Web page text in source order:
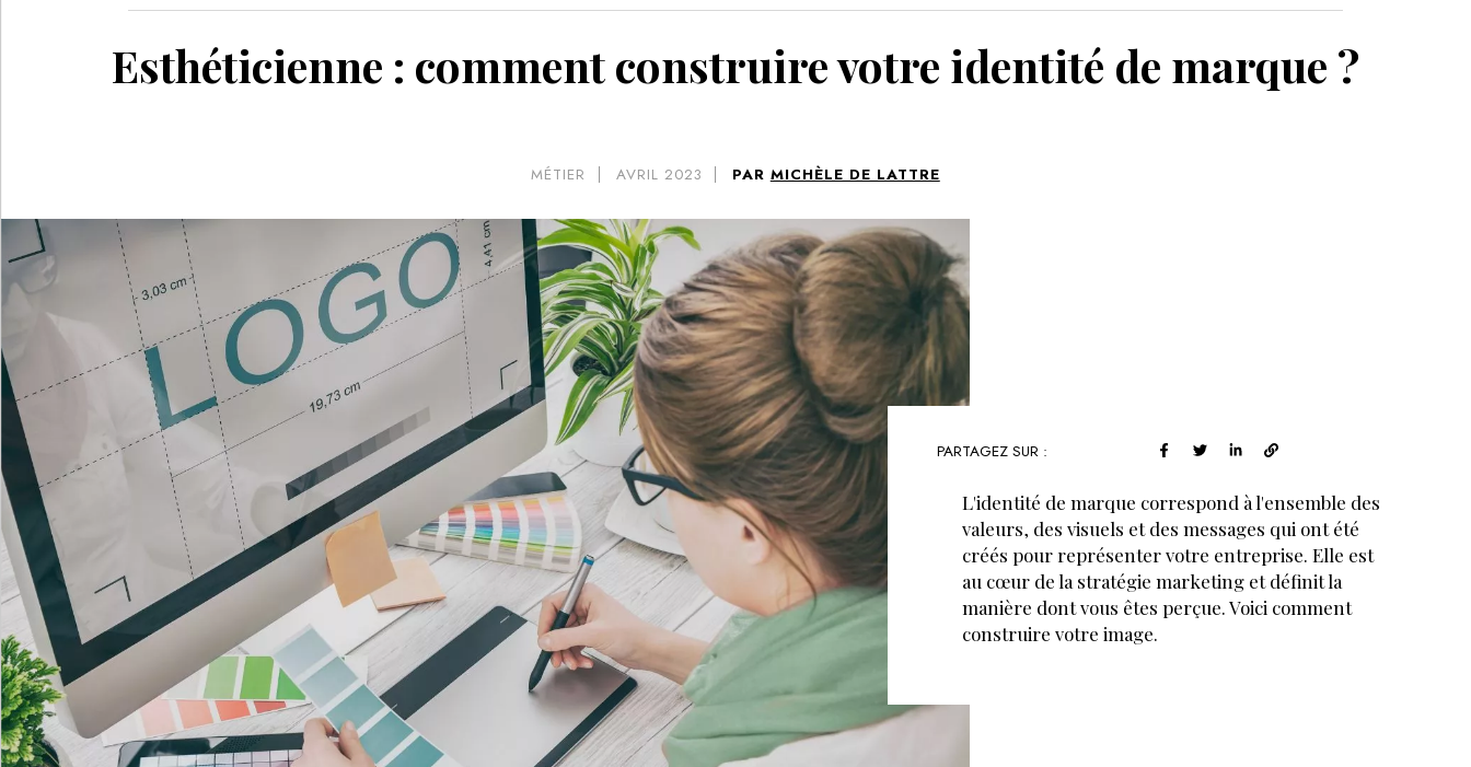
Esthéticienne : comment construire votre identité de marque ?
MÉTIER AVRIL 2023 PAR MICHÈLE DE LATTRE
PARTAGEZ SUR :
L'identité de marque correspond à l'ensemble des
valeurs, des visuels et des messages qui ont été
créés pour représenter votre entreprise. Elle est
au cœur de la stratégie marketing et définit la
manière dont vous êtes perçue. Voici comment
construire votre image.